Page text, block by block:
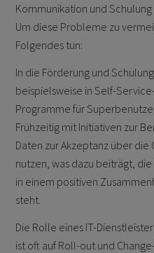
Kommunikation und Schulung
Um diese Probleme zu
Folgendes tun:
In die Förderung und
beispielsweise in Self-
Programme für
Frühzeitig mit Initiativen zur
Daten zur Akzeptanz über
nutzen, was dazu beiträgt,
in einem positiven
steht.
Die Rolle eines IT-
ist oft auf Roll-out und